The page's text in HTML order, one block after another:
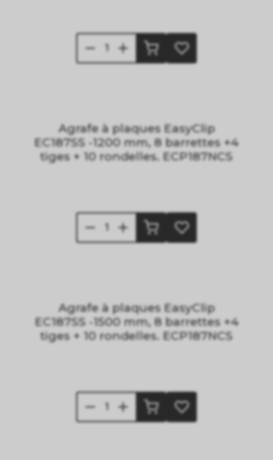
Agrafe à plaques EasyClip
EC187SS -1200 mm, 8 barrettes +4
tiges + 10 rondelles. ECP187NCS
Agrafe à plaques EasyClip
EC187SS -1500 mm, 8 barrettes +4
tiges + 10 rondelles. ECP187NCS